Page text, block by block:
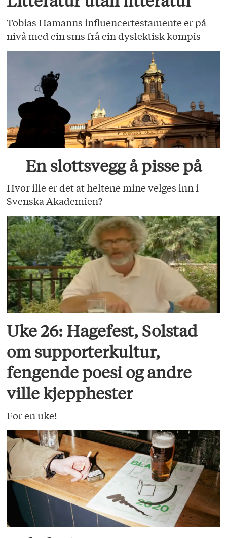
Tobias Hamanns influencertestamente er på
nivå med ein sms frå ein dyslektisk kompis
En slottsvegg å pisse på
Hvor ille er det at heltene mine velges inn i
Svenska Akademien?
Uke 26: Hagefest, Solstad
om supporterkultur,
fengende poesi og andre
ville kjepphester
For en uke!